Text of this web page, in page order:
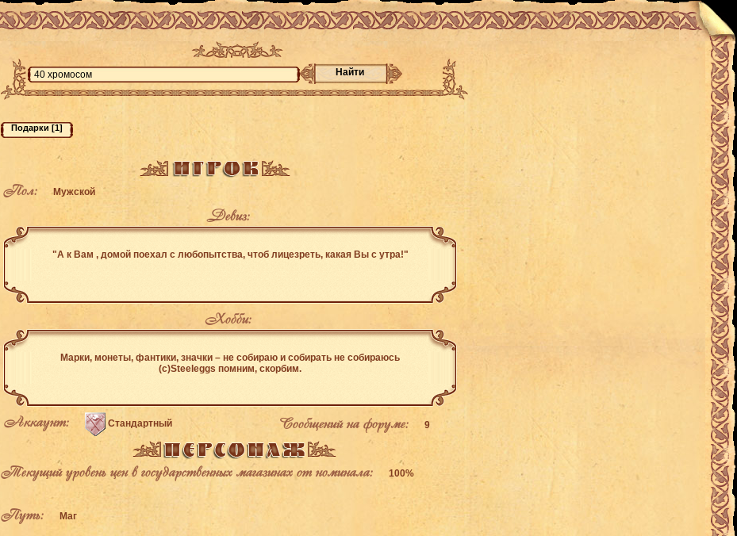
Найти
Пол: Мужской
Девиз:
"А к Вам , домой поехал с любопытства, чтоб лицезреть, какая Вы с утра!"
Хобби:
Марки, монеты, фантики, значки – не собираю и собирать не собираюсь
(с)Steeleggs помним, скорбим.
Аккаунт: Стандартный Сообщений на форуме: 9
Текущий уровень цен в государственных магазинах от номинала: 100%
Путь: Маг